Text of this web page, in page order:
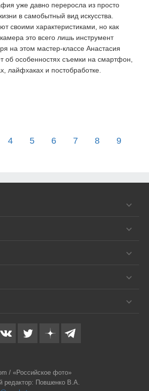
уже давно переросла из просто
в самобытный вид искусства.
своими характеристиками, но как
это всего лишь инструмент
на этом мастер-классе Анастасия
об особенностях съемки на смартфон,
лайфхаках и постобработке.
4 5 6 7 8 9
/ «Российское фото»
редактор: Повшенко В.А.